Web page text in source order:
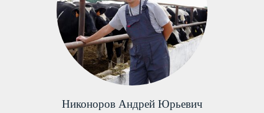
Никоноров Андрей Юрьевич